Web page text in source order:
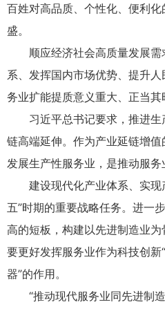
百姓对高品质、个性化、便利
盛。
顺应经济社会高质量发展
系、发挥国内市场优势、提升
务业扩能提质意义重大、正当其
习近平总书记要求，推进
链高端延伸。作为产业延链增
发展生产性服务业，是推动服务
建设现代化产业体系、实
五”时期的重要战略任务。进一
高的短板，构建以先进制造业
要更好发挥服务业作为科技创新
器”的作用。
“推动现代服务业同先进制